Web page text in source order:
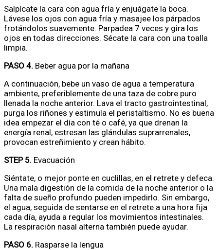
Salpícate la cara con agua fría y enjuágate la boca.
Lávese los ojos con agua fría y masajee los párpados
frotándolos suavemente. Parpadea 7 veces y gira los
ojos en todas direcciones. Sécate la cara con una toalla
limpia.
PASO 4. Beber agua por la mañana
A continuación, bebe un vaso de agua a temperatura
ambiente, preferiblemente de una taza de cobre puro
llenada la noche anterior. Lava el tracto gastrointestinal,
purga los riñones y estimula el peristaltismo. No es buena
idea empezar el día con té o café, ya que drenan la
energía renal, estresan las glándulas suprarrenales,
provocan estreñimiento y crean hábito.
STEP 5. Evacuación
Siéntate, o mejor ponte en cuclillas, en el retrete y defeca.
Una mala digestión de la comida de la noche anterior o la
falta de sueño profundo pueden impedirlo. Sin embargo,
el agua, seguida de sentarse en el retrete a una hora fija
cada día, ayuda a regular los movimientos intestinales.
La respiración nasal alterna también puede ayudar.
PASO 6. Rasparse la lengua